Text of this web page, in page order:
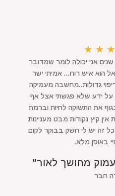
★
★
★
אני יכולה לומר שמדובר
הוא איש רוח... אמיתי ישר
ריפוי גדולות..מחשבה מעמיקה
על ידע שלא פגשתי אצל אף
את התשוקה לחיות וברמת
קיץ נקודות מבט מעניינות
כל זה יש לי חשק בבוקר לקום
באופן מלא.
מחושך לאור"
חבר